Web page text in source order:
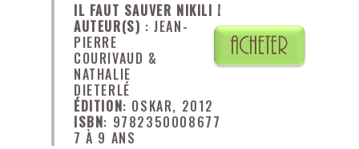
IL FAUT SAUVER NIKILI !
AUTEUR(S) : JEAN-
PIERRE
COURIVAUD &
NATHALIE
DIETERLÉ
ÉDITION: OSKAR, 2012
ISBN: 9782350008677
7 À 9 ANS